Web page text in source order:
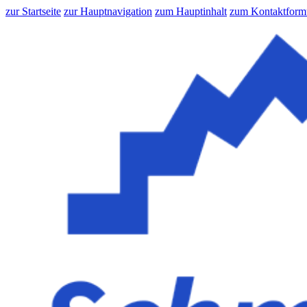
zur Startseite zur Hauptnavigation zum Hauptinhalt zum